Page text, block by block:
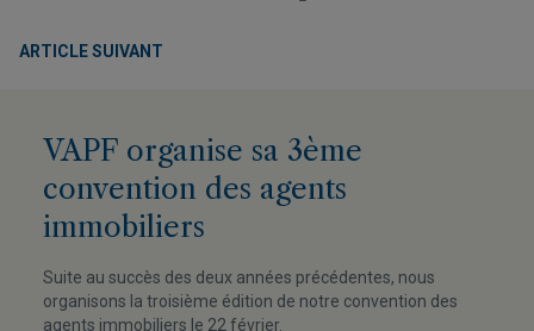
ARTICLE SUIVANT
VAPF organise sa 3ème
convention des agents
immobiliers
Suite au succès des deux années précédentes, nous
organisons la troisième édition de notre convention des
agents immobiliers le 22 février.